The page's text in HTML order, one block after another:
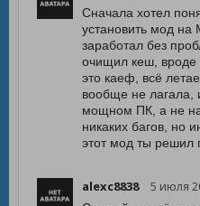
Сначала хотел
установить мод на
заработал без
очищил кеш, вроде
это каеф, всё
вообще не лагала,
мощном ПК, а не
никаких багов, но
этот мод ты решил
alexc8838 5 июля